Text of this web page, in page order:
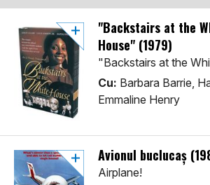
"Backstairs at the
House" (1979)
"Backstairs at the
Cu: Barbara Barrie,
Emmaline Henry
Avionul buclucaș
Airplane!